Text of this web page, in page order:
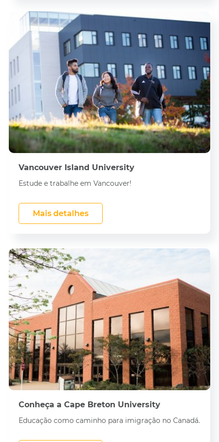
Vancouver Island University
Estude e trabalhe em Vancouver!
Mais detalhes
Conheça a Cape Breton University
Educação como caminho para imigração no Canadá.